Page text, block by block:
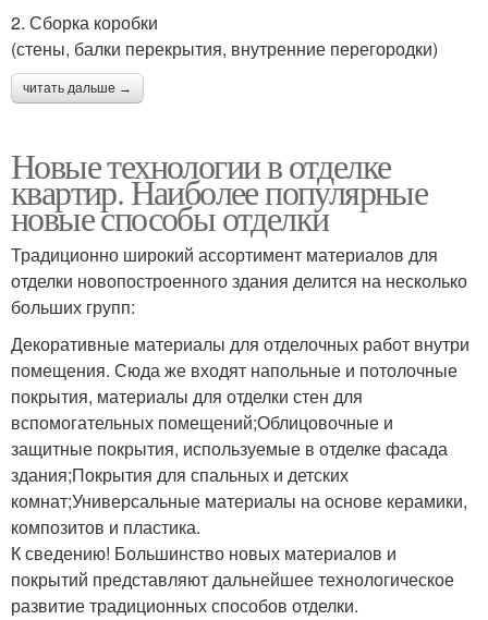
2. Сборка коробки
(стены, балки перекрытия, внутренние перегородки)
читать дальше →
Новые технологии в отделке
квартир. Наиболее популярные
новые способы отделки
Традиционно широкий ассортимент материалов для
отделки новопостроенного здания делится на несколько
больших групп:
Декоративные материалы для отделочных работ внутри
помещения. Сюда же входят напольные и потолочные
покрытия, материалы для отделки стен для
вспомогательных помещений;Облицовочные и
защитные покрытия, используемые в отделке фасада
здания;Покрытия для спальных и детских
комнат;Универсальные материалы на основе керамики,
композитов и пластика.
К сведению! Большинство новых материалов и
покрытий представляют дальнейшее технологическое
развитие традиционных способов отделки.